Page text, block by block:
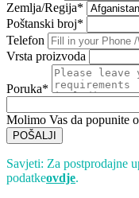
Zemlja/Regija*
Poštanski broj*
Telefon
Vrsta proizvoda
Poruka*
Molimo Vas da popunite
POŠALJI
Savjeti: Za postprodajne
podatkeovdje.